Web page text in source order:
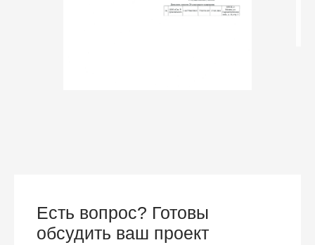
Есть вопрос? Готовы
обсудить ваш проект